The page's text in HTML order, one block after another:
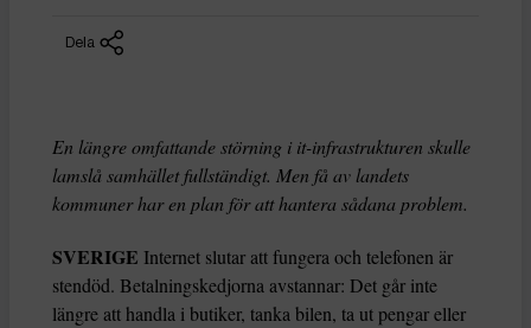
Dela
En längre omfattande störning i it-infrastrukturen skulle
lamslå samhället fullständigt. Men få av landets
kommuner har en plan för att hantera sådana problem.
SVERIGE Internet slutar att fungera och telefonen är
stendöd. Betalningskedjorna avstannar: Det går inte
längre att handla i butiker, tanka bilen, ta ut pengar eller